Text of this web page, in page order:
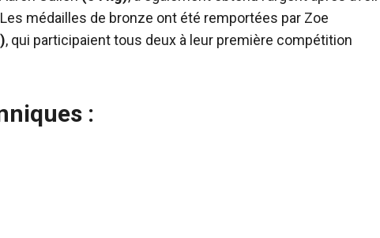
médailles de bronze ont été remportées par Zoe
, qui participaient tous deux à leur première compétition
: